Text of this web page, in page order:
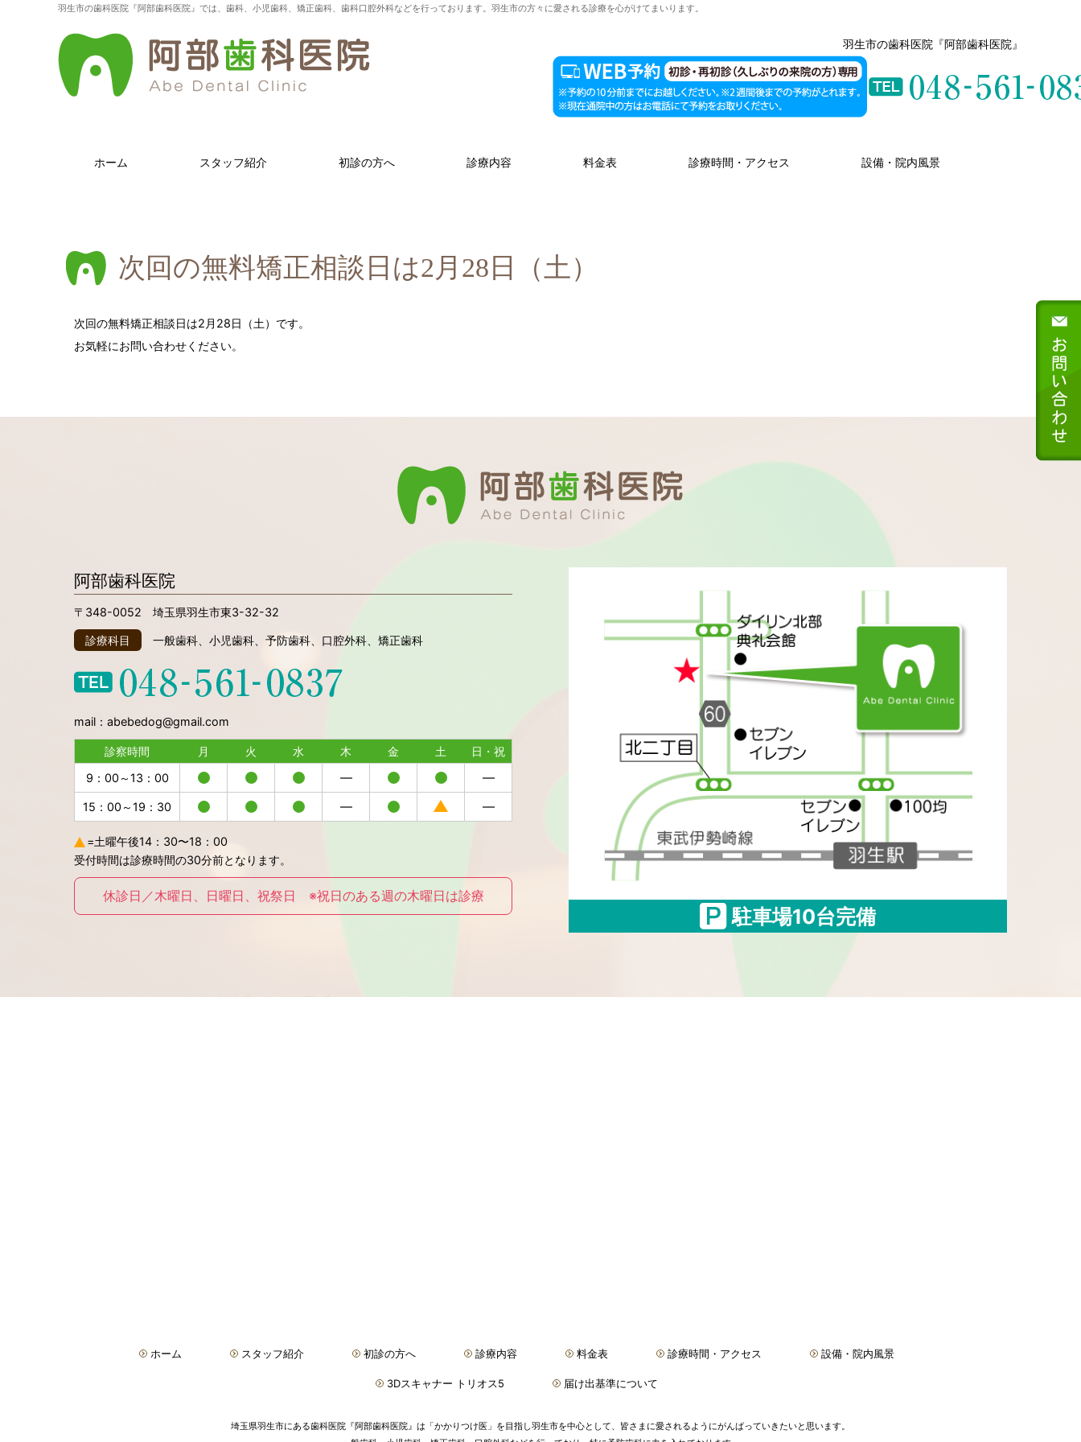
羽生市の歯科医院『阿部歯科医院』では、歯科、小児歯科、矯正歯科、歯科口腔外科などを行っております。羽生市の方々に愛される診療を心がけてまいります。
羽生市の歯科医院『阿部歯科医院』
ホーム スタッフ紹介 初診の方へ 診療内容 料金表 診療時間・アクセス 設備・院内風景
次回の無料矯正相談日は2月28日（土）
次回の無料矯正相談日は2月28日（土）です。
お気軽にお問い合わせください。
阿部歯科医院
〒348-0052 埼玉県羽生市東3-32-32
診療科目 一般歯科、小児歯科、予防歯科、口腔外科、矯正歯科
mail：abebedog@gmail.com
診察時間 月 火 水 木 金 土
日・祝
9：00～13：00
15：00～19：30
=土曜午後14：30〜18：00
受付時間は診療時間の30分前となります。
休診日／木曜日、日曜日、祝祭日 ※祝日のある週の木曜日は診療
駐車場10台完備
ホーム スタッフ紹介 初診の方へ 診療内容 料金表 診療時間・アクセス 設備・院内風景
3Dスキャナー トリオス5 届け出基準について
埼玉県羽生市にある歯科医院『阿部歯科医院』は「かかりつけ医」を目指し羽生市を中心として、皆さまに愛されるようにがんばっていきたいと思います。